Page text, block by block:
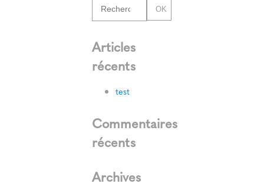
OK
Articles
récents
test
Commentaires
récents
Archives